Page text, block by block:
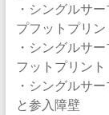
・シングルサ
プフットプリン
・シングルサ
フットプリント
・シングルサ
と参入障壁